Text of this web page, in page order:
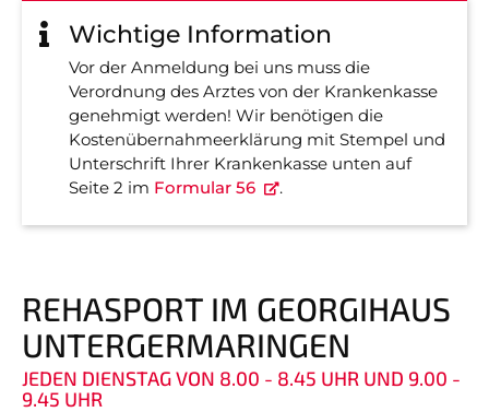
Wichtige Information
Vor der Anmeldung bei uns muss die
Verordnung des Arztes von der Krankenkasse
genehmigt werden! Wir benötigen die
Kostenübernahmeerklärung mit Stempel und
Unterschrift Ihrer Krankenkasse unten auf
Seite 2 im Formular 56 .
REHASPORT IM GEORGIHAUS
UNTERGERMARINGEN
JEDEN DIENSTAG VON 8.00 - 8.45 UHR UND 9.00 -
9.45 UHR